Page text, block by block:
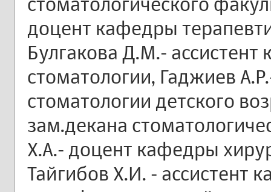
доцент кафедры
Булгакова Д.М.-
стоматологии, Гаджиев
стоматологии детского
зам.декана
Х.А.- доцент кафедры
Тайгибов Х.И. - ассистент